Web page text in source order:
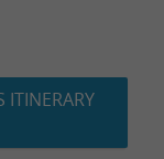
ITINERARY